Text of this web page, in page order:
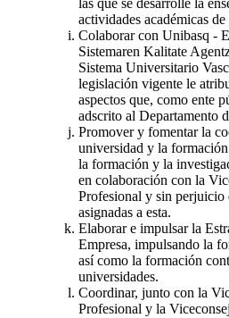
las que se desarrolle la
actividades académicas
Colaborar con Unibasq -
Sistemaren Kalitate
Sistema Universitario
legislación vigente le
aspectos que, como ente
adscrito al Departamento
Promover y fomentar la
universidad y la
la formación y la
en colaboración con la
Profesional y sin perjuicio
asignadas a esta.
Elaborar e impulsar la
Empresa, impulsando la
así como la formación
universidades.
Coordinar, junto con la
Profesional y la